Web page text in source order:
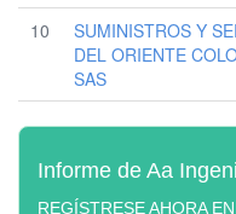
10
SUMINISTROS Y
DEL ORIENTE
SAS
Informe de Aa
REGÍSTRESE AHORA